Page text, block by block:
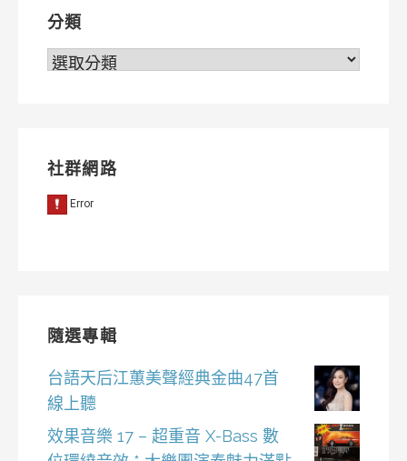
分類
分
社群網路
隨選專輯
台語天后江蕙美聲經典金曲47首
線上聽
效果音樂 17 – 超重音 X-Bass 數